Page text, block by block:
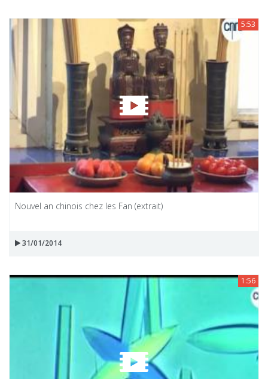
5:53
Nouvel an chinois chez les Fan (extrait)
31/01/2014
1:56